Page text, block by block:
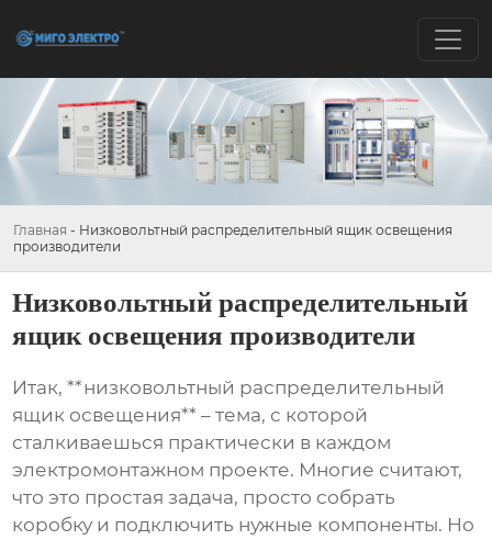
Главная - Низковольтный распределительный ящик освещения
производители
Низковольтный распределительный
ящик освещения производители
Итак, **низковольтный распределительный
ящик освещения** – тема, с которой
сталкиваешься практически в каждом
электромонтажном проекте. Многие считают,
что это простая задача, просто собрать
коробку и подключить нужные компоненты. Но